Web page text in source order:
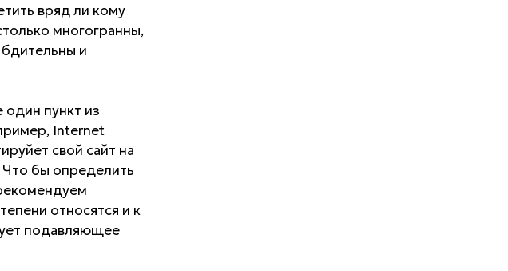
вряд ли кому
многогранны,
и
один пункт из
Internet
свой сайт на
Что бы определить
относятся и к
подавляющее